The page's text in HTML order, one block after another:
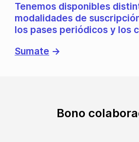
Tenemos disponibles
modalidades de
los pases periódicos y los
Sumate →
Bono